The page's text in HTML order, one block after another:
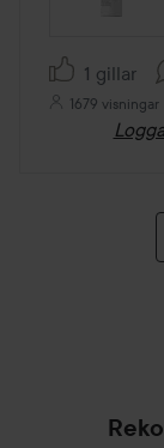
1 gillar
1679 visningar